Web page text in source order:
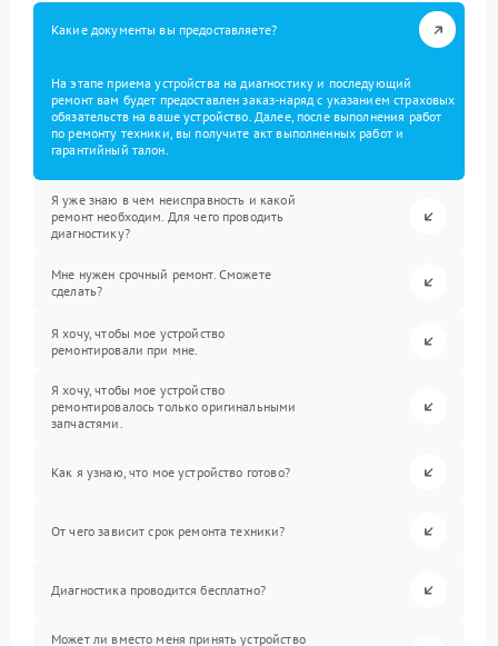
Какие документы вы предоставляете?
На этапе приема устройства на диагностику и последующий
ремонт вам будет предоставлен заказ-наряд с указанием страховых
обязательств на ваше устройство. Далее, после выполнения работ
по ремонту техники, вы получите акт выполненных работ и
гарантийный талон.
Я уже знаю в чем неисправность и какой
ремонт необходим. Для чего проводить
диагностику?
Мне нужен срочный ремонт. Сможете
сделать?
Я хочу, чтобы мое устройство
ремонтировали при мне.
Я хочу, чтобы мое устройство
ремонтировалось только оригинальными
запчастями.
Как я узнаю, что мое устройство готово?
От чего зависит срок ремонта техники?
Диагностика проводится бесплатно?
Может ли вместо меня принять устройство